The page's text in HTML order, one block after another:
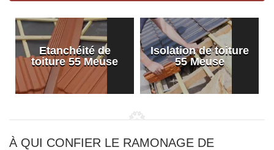
Etanchéité de
toiture 55 Meuse
Isolation de toiture
55 Meuse
À QUI CONFIER LE RAMONAGE DE